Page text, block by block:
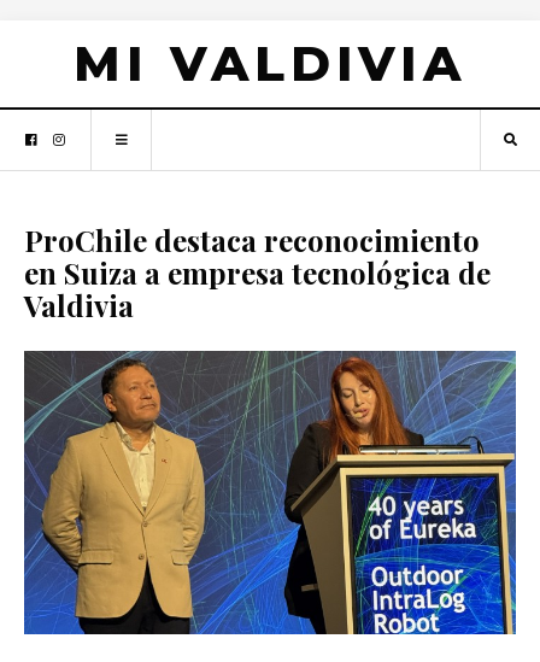
MI VALDIVIA
ProChile destaca reconocimiento
en Suiza a empresa tecnológica de
Valdivia